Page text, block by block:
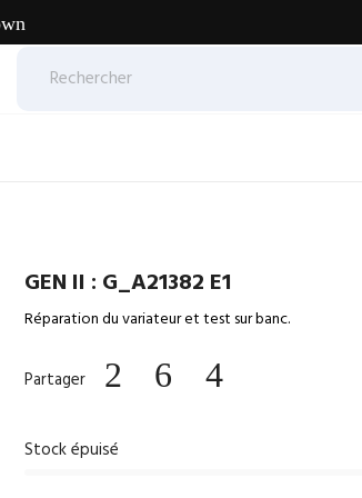
GEN II : G_A21382 E1
Réparation du variateur et test sur banc.
Partager
Stock épuisé